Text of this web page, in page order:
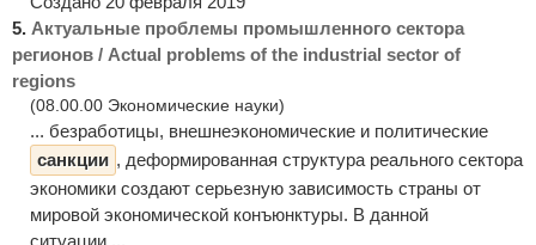
5. Актуальные проблемы промышленного сектора
регионов / Actual problems of the industrial sector of
regions
(08.00.00 Экономические науки)
... безработицы, внешнеэкономические и политические
санкции , деформированная структура реального сектора
экономики создают серьезную зависимость страны от
мировой экономической конъюнктуры. В данной
ситуации ...